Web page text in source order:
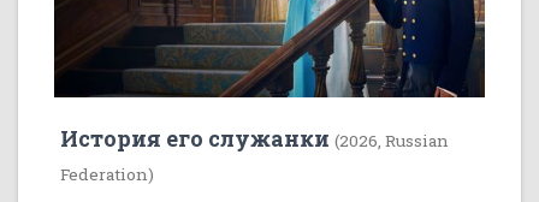
История его служанки (2026, Russian
Federation)